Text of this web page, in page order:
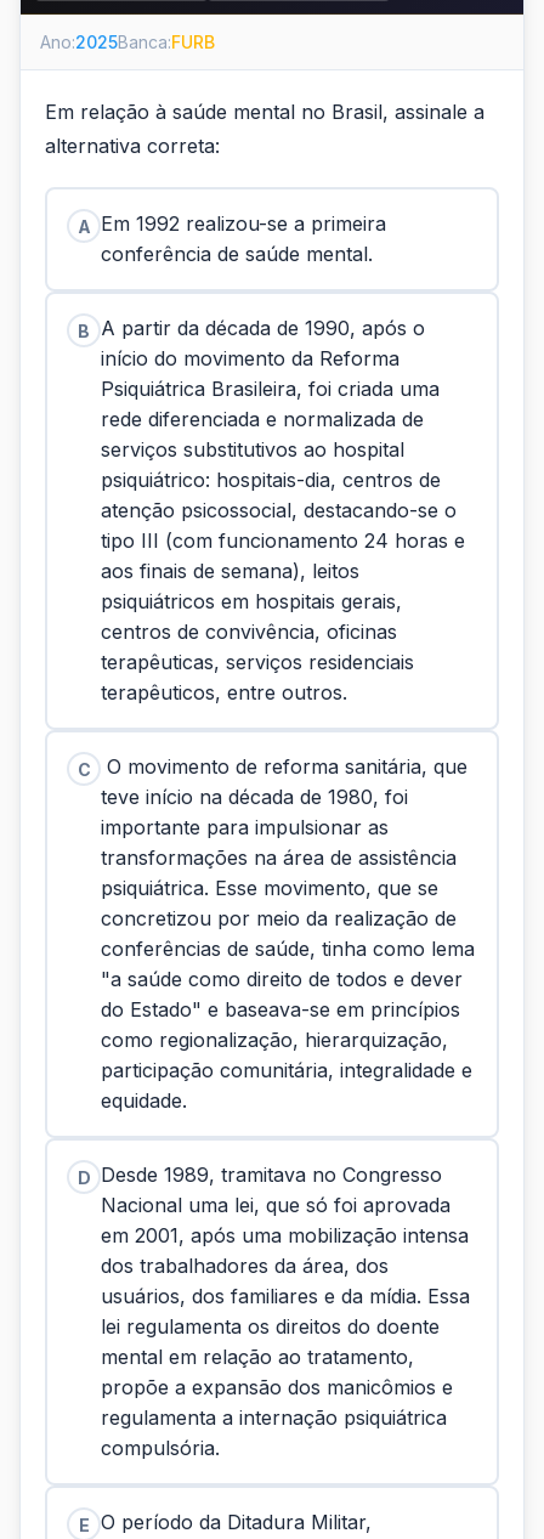
Ano:2025Banca:FURB
Em relação à saúde mental no Brasil, assinale a
alternativa correta:
A Em 1992 realizou-se a primeira
conferência de saúde mental.
B
A partir da década de 1990, após o
início do movimento da Reforma
Psiquiátrica Brasileira, foi criada uma
rede diferenciada e normalizada de
serviços substitutivos ao hospital
psiquiátrico: hospitais-dia, centros de
atenção psicossocial, destacando-se o
tipo III (com funcionamento 24 horas e
aos finais de semana), leitos
psiquiátricos em hospitais gerais,
centros de convivência, oficinas
terapêuticas, serviços residenciais
terapêuticos, entre outros.
C
O movimento de reforma sanitária, que
teve início na década de 1980, foi
importante para impulsionar as
transformações na área de assistência
psiquiátrica. Esse movimento, que se
concretizou por meio da realização de
conferências de saúde, tinha como lema
"a saúde como direito de todos e dever
do Estado" e baseava-se em princípios
como regionalização, hierarquização,
participação comunitária, integralidade e
equidade.
D Desde 1989, tramitava no Congresso
Nacional uma lei, que só foi aprovada
em 2001, após uma mobilização intensa
dos trabalhadores da área, dos
usuários, dos familiares e da mídia. Essa
lei regulamenta os direitos do doente
mental em relação ao tratamento,
propõe a expansão dos manicômios e
regulamenta a internação psiquiátrica
compulsória.
E O período da Ditadura Militar,